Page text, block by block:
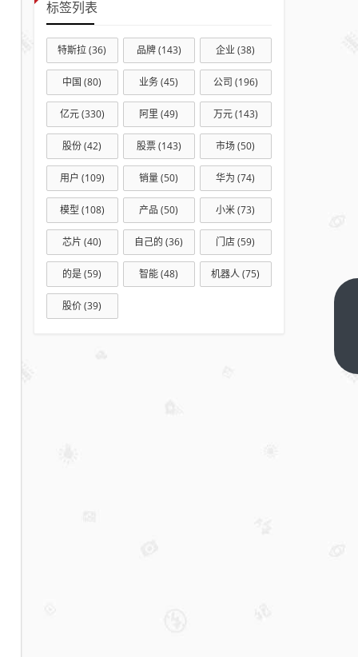
标签列表
特斯拉(36) 品牌(143) 企业(38)
中国 (80) 业务(45) 公司 (196)
亿元(330) 阿里 (49) 万元(143)
股份(42) 股票(143) 市场(50)
用户 (109) 销量(50) 华为 (74)
模型 (108) 产品 (50) 小米(73)
芯片 (40) 自己的 (36) 门店(59)
的是(59) 智能(48) 机器人(75)
股价(39)